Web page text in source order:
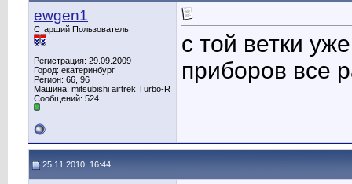
ewgen1
Старший Пользователь
Регистрация: 29.09.2009
Город: екатеринбург
Регион: 66, 96
Машина: mitsubishi airtrek Turbo-R
Сообщений: 524
с той ветки
приборов все
25.11.2010, 16:44